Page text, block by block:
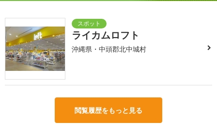
ライカムロフト
沖縄県・中頭郡北中城村
閲覧履歴をもっと見る